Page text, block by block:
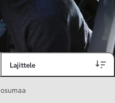
Lajittele
osumaa